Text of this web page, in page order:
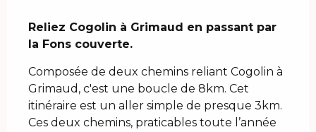
Reliez Cogolin à Grimaud en passant par
la Fons couverte.
Composée de deux chemins reliant Cogolin à
Grimaud, c'est une boucle de 8km. Cet
itinéraire est un aller simple de presque 3km.
Ces deux chemins, praticables toute l’année